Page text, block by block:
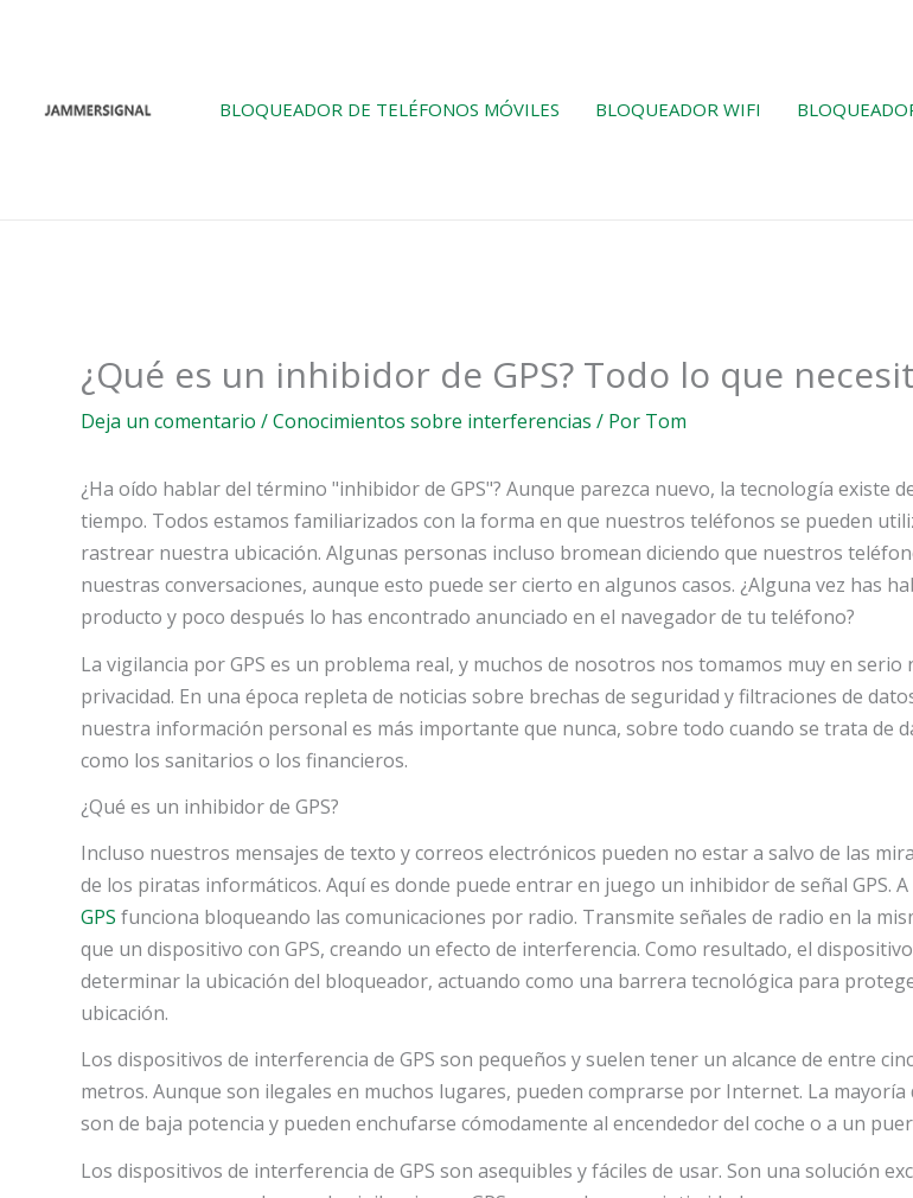
BLOQUEADOR DE TELÉFONOS MÓVILES BLOQUEADOR WIFI
¿Qué es un inhibidor de GPS? Todo lo que
Deja un comentario /Conocimientos sobre interferencias / Por Tom
¿Ha oído hablar del término "inhibidor de GPS"? Aunque parezca nuevo, la tecnología existe
tiempo. Todos estamos familiarizados con la forma en que nuestros teléfonos se pueden
rastrear nuestra ubicación. Algunas personas incluso bromean diciendo que nuestros
nuestras conversaciones, aunque esto puede ser cierto en algunos casos. ¿Alguna vez has
producto y poco después lo has encontrado anunciado en el navegador de tu teléfono?
La vigilancia por GPS es un problema real, y muchos de nosotros nos tomamos muy en serio
privacidad. En una época repleta de noticias sobre brechas de seguridad y filtraciones de
nuestra información personal es más importante que nunca, sobre todo cuando se trata de
como los sanitarios o los financieros.
¿Qué es un inhibidor de GPS?
Incluso nuestros mensajes de texto y correos electrónicos pueden no estar a salvo de las
de los piratas informáticos. Aquí es donde puede entrar en juego un inhibidor de señal GPS. A
GPS funciona bloqueando las comunicaciones por radio. Transmite señales de radio en la
que un dispositivo con GPS, creando un efecto de interferencia. Como resultado, el
determinar la ubicación del bloqueador, actuando como una barrera tecnológica para
ubicación.
Los dispositivos de interferencia de GPS son pequeños y suelen tener un alcance de entre
metros. Aunque son ilegales en muchos lugares, pueden comprarse por Internet. La mayoría
son de baja potencia y pueden enchufarse cómodamente al encendedor del coche o a un
Los dispositivos de interferencia de GPS son asequibles y fáciles de usar. Son una solución